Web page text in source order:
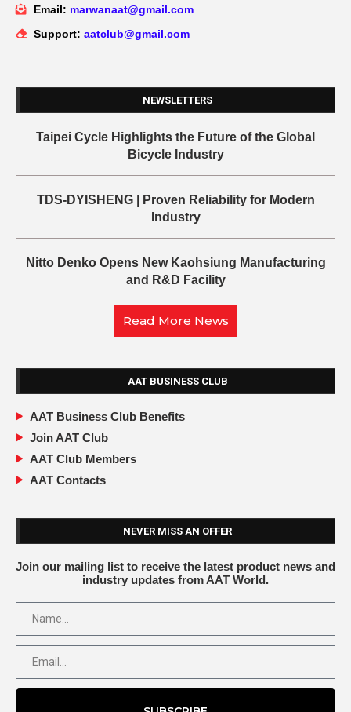
Email: marwanaat@gmail.com
Support: aatclub@gmail.com
NEWSLETTERS
Taipei Cycle Highlights the Future of the Global
Bicycle Industry
TDS-DYISHENG | Proven Reliability for Modern
Industry
Nitto Denko Opens New Kaohsiung Manufacturing
and R&D Facility
Read More News
AAT BUSINESS CLUB
AAT Business Club Benefits
Join AAT Club
AAT Club Members
AAT Contacts
NEVER MISS AN OFFER
Join our mailing list to receive the latest product news and
industry updates from AAT World.